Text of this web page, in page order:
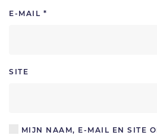
E-MAIL *
SITE
MIJN NAAM, E-MAIL EN SITE